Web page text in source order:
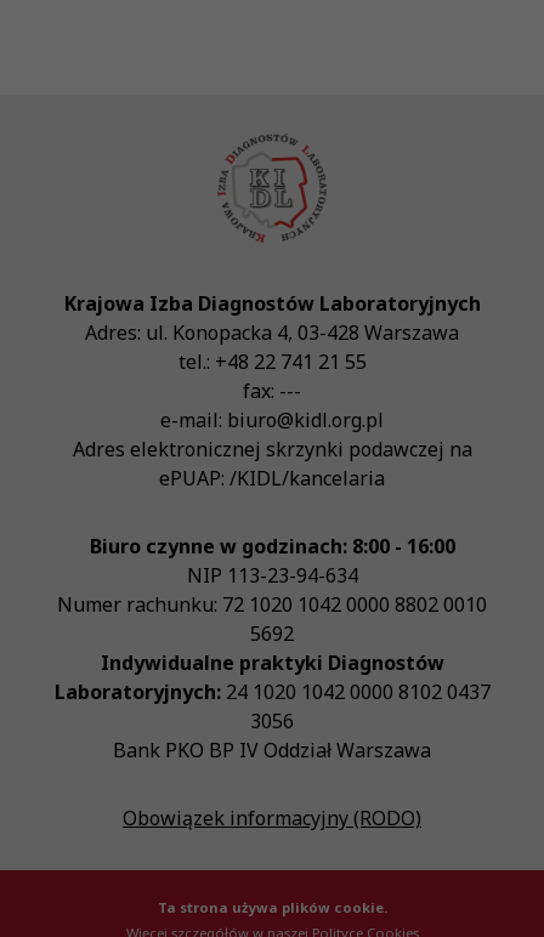
Krajowa Izba Diagnostów Laboratoryjnych
Adres: ul. Konopacka 4, 03-428 Warszawa
tel.: +48 22 741 21 55
fax: ---
e-mail: biuro@kidl.org.pl
Adres elektronicznej skrzynki podawczej na
ePUAP: /KIDL/kancelaria
Biuro czynne w godzinach: 8:00 - 16:00
NIP 113-23-94-634
Numer rachunku: 72 1020 1042 0000 8802 0010
5692
Indywidualne praktyki Diagnostów
Laboratoryjnych:24 1020 1042 0000 8102 0437
3056
Bank PKO BP IV Oddział Warszawa
Obowiązek informacyjny (RODO)
Ta strona używa plików cookie.
Więcej szczegółów w naszej Polityce Cookies